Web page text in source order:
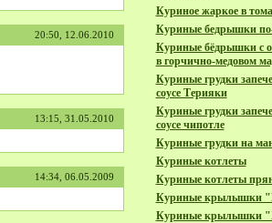
20:50, 12.06.2010
13:15, 31.05.2010
14:34, 06.05.2009
Куриное жаркое в
Куриные бедрышки
Куриные бёдрышки с
в горчично-медовом
Куриные грудки
соусе Терияки
Куриные грудки
соусе чипотле
Куриные грудки на
Куриные котлеты
Куриные котлеты
Куриные крылышки
Куриные крылышки